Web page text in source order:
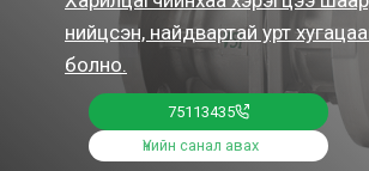
нийцсэн, найдвартай урт
болно.
75113435
Үнийн санал авах